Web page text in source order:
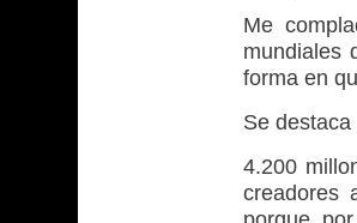
Me
mundiales
forma en
Se
4.200
creadores